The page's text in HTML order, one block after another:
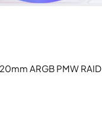
ARGB PMW RAID